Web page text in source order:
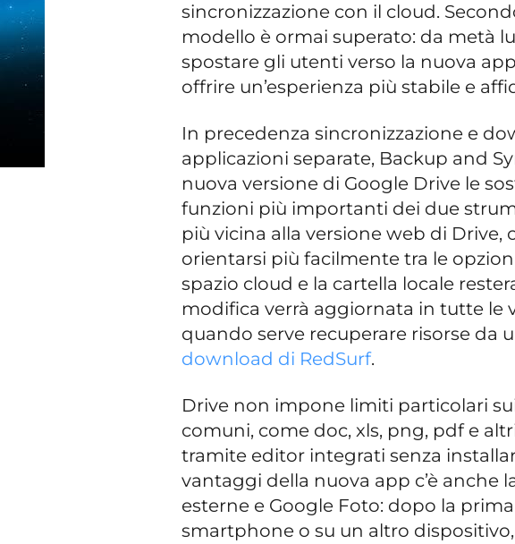
sincronizzazione con il cloud.
modello è ormai superato: da metà
spostare gli utenti verso la nuova
offrire un’esperienza più stabile e
In precedenza sincronizzazione e
applicazioni separate, Backup and
nuova versione di Google Drive le
funzioni più importanti dei due
più vicina alla versione web di
orientarsi più facilmente tra le
spazio cloud e la cartella locale
modifica verrà aggiornata in tutte le
quando serve recuperare risorse da
download di RedSurf.
Drive non impone limiti particolari
comuni, come doc, xls, png, pdf e
tramite editor integrati senza
vantaggi della nuova app c’è anche
esterne e Google Foto: dopo la
smartphone o su un altro